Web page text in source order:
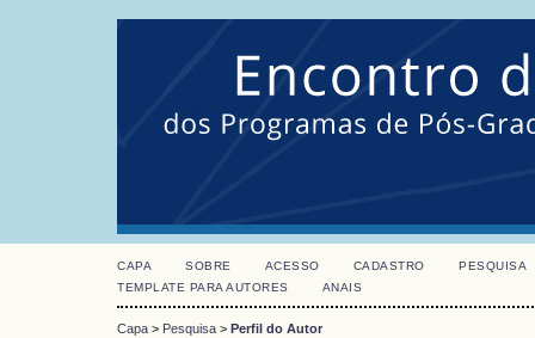
CAPA SOBRE ACESSO CADASTRO
PESQUISA
TEMPLATE PARA AUTORES
ANAIS
Capa > Pesquisa > Perfil do Autor